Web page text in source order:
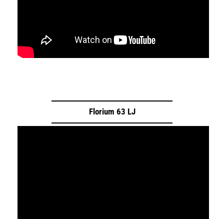
Florium 63 LJ